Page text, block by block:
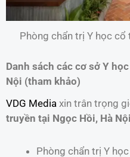
Phòng chẩn trị Y học
Danh sách các cơ sở Y
Nội (tham khảo)
VDG Media xin trân trọng
truyền tại Ngọc Hồi, Hà
Phòng chẩn trị Y